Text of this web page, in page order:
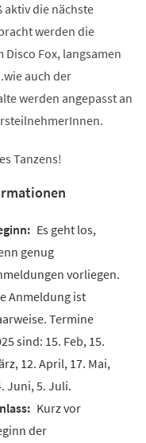
aktiv die nächste
werden die
Fox, langsamen
auch der
werden angepasst an
Tanzens!
Es geht los,
genug
vorliegen.
Anmeldung ist
Termine
sind: 15. Feb, 15.
12. April, 17. Mai,
Juni, 5. Juli.
Kurz vor
der